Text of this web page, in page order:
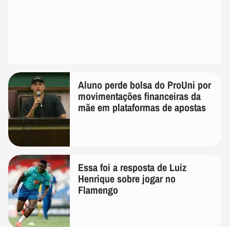
Aluno perde bolsa do ProUni por
movimentações financeiras da
mãe em plataformas de apostas
Essa foi a resposta de Luiz
Henrique sobre jogar no
Flamengo